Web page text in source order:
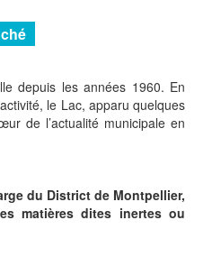
depuis les années 1960. En
le Lac, apparu quelques
de l’actualité municipale en
du District de Montpellier,
matières dites inertes ou